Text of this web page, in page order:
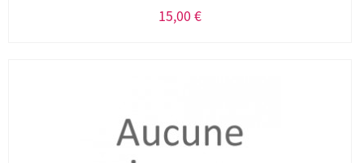
15,00 €